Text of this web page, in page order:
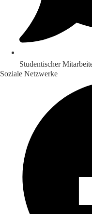
Studentischer
Soziale Netzwerke